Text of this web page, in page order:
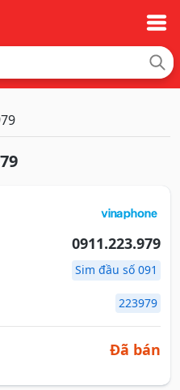
0911.223.979
Sim đầu số 091
223979
Đã bán